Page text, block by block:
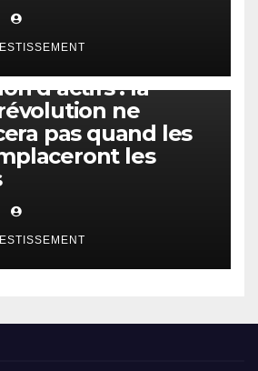
d’actifs : la
ne
pas quand les
les